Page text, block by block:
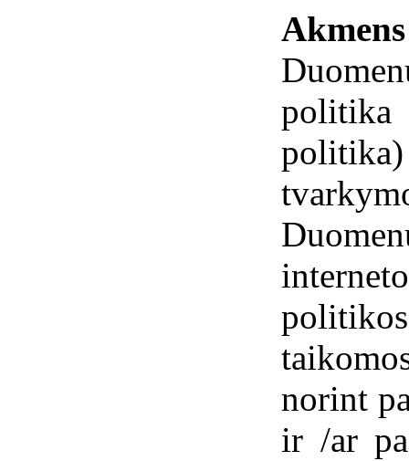
politika)
norint
ir /ar